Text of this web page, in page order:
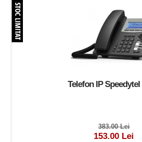
Telefon IP Speedytel
383.00 Lei
153.00 Lei